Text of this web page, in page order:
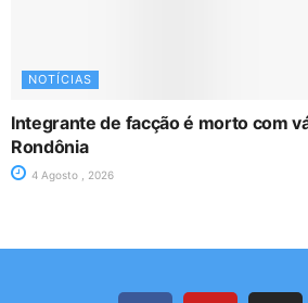
NOTÍCIAS
Integrante de facção é morto com
Rondônia
4 Agosto , 2026